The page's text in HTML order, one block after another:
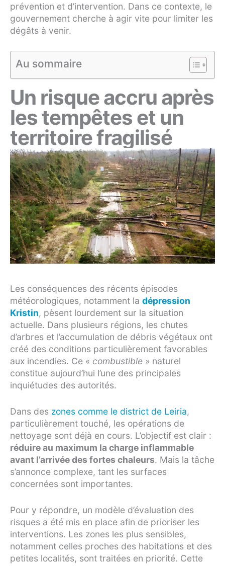
prévention et d’intervention. Dans ce contexte, le
gouvernement cherche à agir vite pour limiter les
dégâts à venir.
Au sommaire
Un risque accru après
les tempêtes et un
territoire fragilisé
Les conséquences des récents épisodes
météorologiques, notamment la dépression
Kristin, pèsent lourdement sur la situation
actuelle. Dans plusieurs régions, les chutes
d’arbres et l’accumulation de débris végétaux ont
créé des conditions particulièrement favorables
aux incendies. Ce « combustible » naturel
constitue aujourd’hui l’une des principales
inquiétudes des autorités.
Dans des zones comme le district de Leiria,
particulièrement touché, les opérations de
nettoyage sont déjà en cours. L’objectif est clair :
réduire au maximum la charge inflammable
avant l’arrivée des fortes chaleurs. Mais la tâche
s’annonce complexe, tant les surfaces
concernées sont importantes.
Pour y répondre, un modèle d’évaluation des
risques a été mis en place afin de prioriser les
interventions. Les zones les plus sensibles,
notamment celles proches des habitations et des
petites localités, sont traitées en priorité. Cette